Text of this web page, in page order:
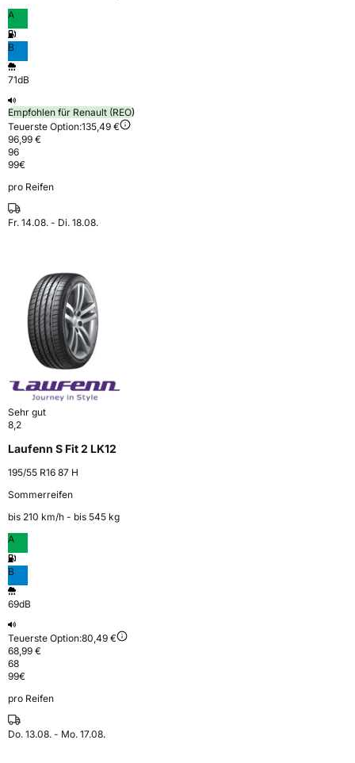
A
B
71dB
Empfohlen für Renault (REO)
Teuerste Option:135,49 €
96,99 €
96
99€
pro Reifen
Fr. 14.08. - Di. 18.08.
Sehr gut
8,2
Laufenn S Fit 2 LK12
195/55 R16 87 H
Sommerreifen
bis 210 km⁠/⁠h - bis 545 kg
A
B
69dB
Teuerste Option:80,49 €
68,99 €
68
99€
pro Reifen
Do. 13.08. - Mo. 17.08.